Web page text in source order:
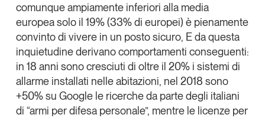
comunque ampiamente inferiori alla media
europea solo il 19% (33% di europei) è pienamente
convinto di vivere in un posto sicuro, E da questa
inquietudine derivano comportamenti conseguenti:
in 18 anni sono cresciuti di oltre il 20% i sistemi di
allarme installati nelle abitazioni, nel 2018 sono
+50% su Google le ricerche da parte degli italiani
di “armi per difesa personale”, mentre le licenze per